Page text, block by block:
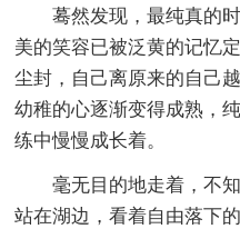
蓦然发现，最纯真的
美的笑容已被泛黄的记忆
尘封，自己离原来的自己
幼稚的心逐渐变得成熟，
练中慢慢成长着。
毫无目的地走着，不
站在湖边，看着自由落下